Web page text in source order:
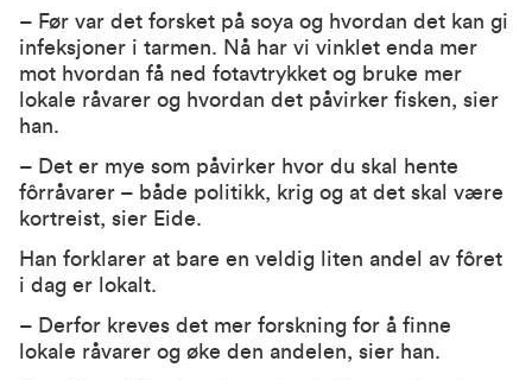
– Før var det forsket på soya og hvordan det kan gi
infeksjoner i tarmen. Nå har vi vinklet enda mer
mot hvordan få ned fotavtrykket og bruke mer
lokale råvarer og hvordan det påvirker fisken, sier
han.
– Det er mye som påvirker hvor du skal hente
fôrråvarer – både politikk, krig og at det skal være
kortreist, sier Eide.
Han forklarer at bare en veldig liten andel av fôret
i dag er lokalt.
– Derfor kreves det mer forskning for å finne
lokale råvarer og øke den andelen, sier han.